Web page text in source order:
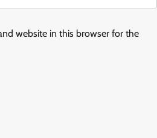
website in this browser for the